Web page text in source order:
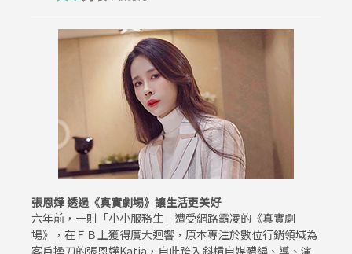
張恩嬅 透過《真實劇場》讓生活更美好
六年前，一則「小小服務生」遭受網路霸凌的《真實劇
場》，在ＦＢ上獲得廣大迴響，原本專注於數位行銷領域為
客戶操刀的張恩嬅Katia，自此跨入斜槓自媒體編、導、演